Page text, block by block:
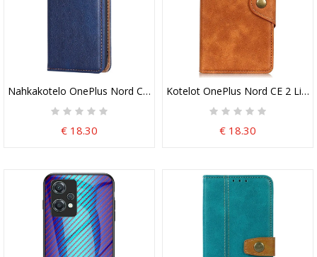
Nahkakotelo OnePlus Nord CE 2 Lite 5G Vintage Design
€ 18.30
Kotelot OnePlus Nord CE 2 Lite
€ 18.30